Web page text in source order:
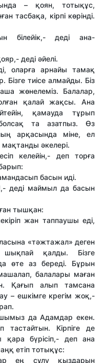
– қоян, тотықұс,
тасбақа, кірпі көрінді.
білейік,- деді ана-
деді әйелі.
оларға арнайы тамақ
Бізге тиісе алмайды. Біз
жөнелеміз. Балалар,
қалай жақсы. Ана
қамауда тұрып
та азатпыз. Өз
арқасында міне, ел
әкелері.
келейін,- деп торға
басын иді.
деді маймыл да басын
тышқан:
жан таппаушы еді,
«тәжтажал» деген
шықпай қалды. Бізге
өте аз береді. Бұрын
балалары маған
Қағып алып тамсана
– ешкімге крегім жоқ,-
да Адамдар екен.
тастайтын. Кірпіге де
қара бүрісіп,- деп ана
етіп тотықұс:
ең сұлу қыздарын